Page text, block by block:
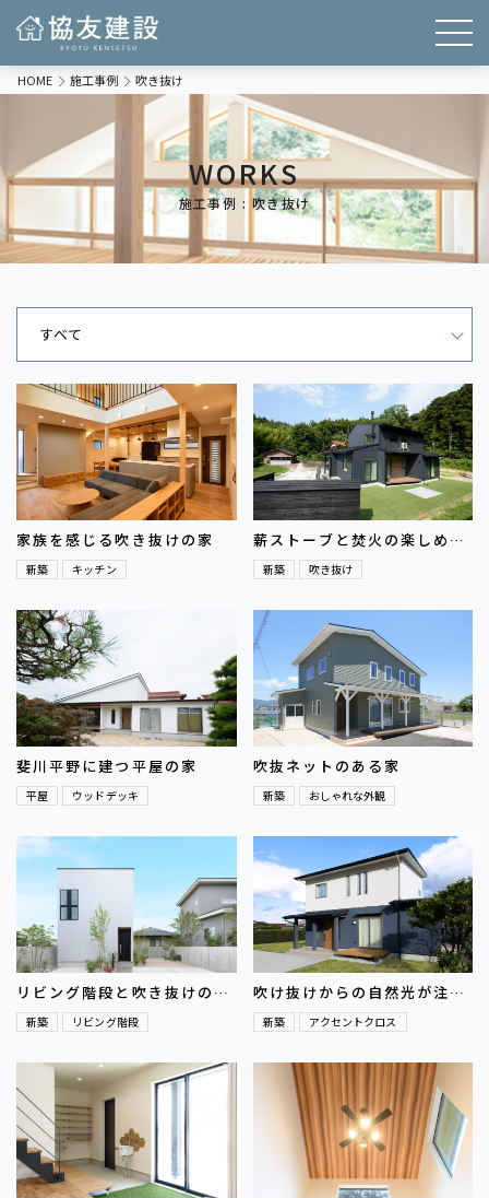
WORKS
施工事例 : 吹き抜け
HOME 施工事例 吹き抜け
家族を感じる吹き抜けの家
新築 キッチン
薪ストーブと焚火の楽しめる
家
新築 吹き抜け
斐川平野に建つ平屋の家
平屋 ウッドデッキ
吹抜ネットのある家
新築 おしゃれな外観
リビング階段と吹き抜けのあ
る北欧モダンの家
新築 リビング階段
吹け抜けからの自然光が注ぐ
明るく開放的なお家
新築 アクセントクロス